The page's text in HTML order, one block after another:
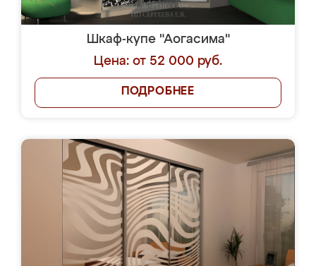
Шкаф-купе "Аогасима"
Цена: от 52 000 руб.
ПОДРОБНЕЕ